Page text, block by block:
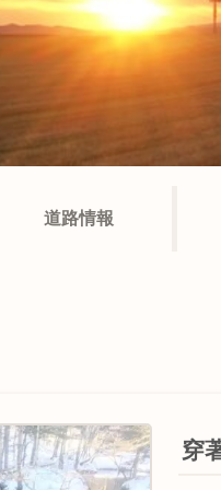
道路情報
穿